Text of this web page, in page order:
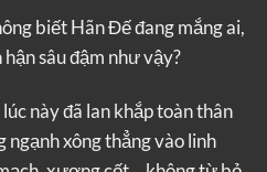
biết Hãn Đế đang mắng ai,
sâu đậm như vậy?
này đã lan khắp toàn thân
xông thẳng vào linh